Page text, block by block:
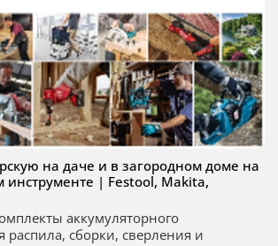
на даче и в загородном доме на
инструменте | Festool, Makita,
аккумуляторного
распила, сборки, сверления и